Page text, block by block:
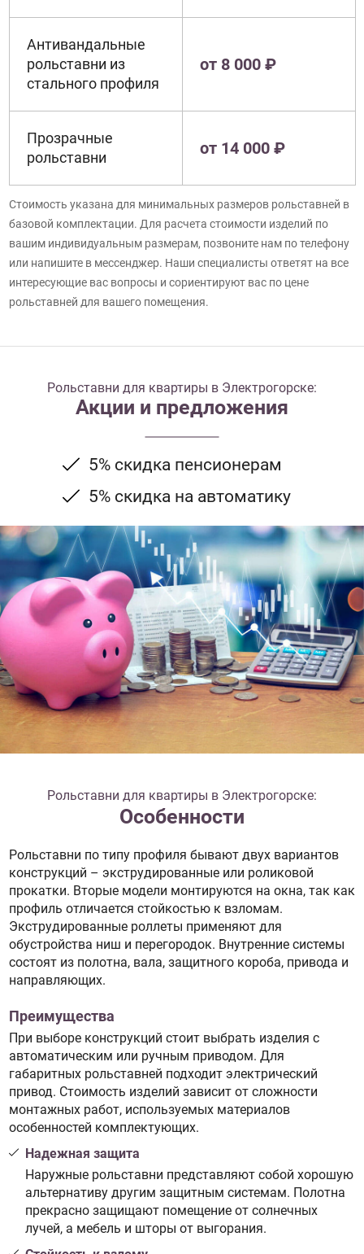
Антивандальные
рольставни из
стального профиля
от 8 000 ₽
Прозрачные
рольставни
от 14 000 ₽
Стоимость указана для минимальных размеров рольставней в
базовой комплектации. Для расчета стоимости изделий по
вашим индивидуальным размерам, позвоните нам по телефону
или напишите в мессенджер. Наши специалисты ответят на все
интересующие вас вопросы и сориентируют вас по цене
рольставней для вашего помещения.
Рольставни для квартиры в Электрогорске:
Акции и предложения
5% скидка пенсионерам
5% скидка на автоматику
Рольставни для квартиры в Электрогорске:
Особенности
Рольставни по типу профиля бывают двух вариантов
конструкций – экструдированные или роликовой
прокатки. Вторые модели монтируются на окна, так как
профиль отличается стойкостью к взломам.
Экструдированные роллеты применяют для
обустройства ниш и перегородок. Внутренние системы
состоят из полотна, вала, защитного короба, привода и
направляющих.
Преимущества
При выборе конструкций стоит выбрать изделия с
автоматическим или ручным приводом. Для
габаритных рольставней подходит электрический
привод. Стоимость изделий зависит от сложности
монтажных работ, используемых материалов
особенностей комплектующих.
Надежная защита
Наружные рольставни представляют собой хорошую
альтернативу другим защитным системам. Полотна
прекрасно защищают помещение от солнечных
лучей, а мебель и шторы от выгорания.